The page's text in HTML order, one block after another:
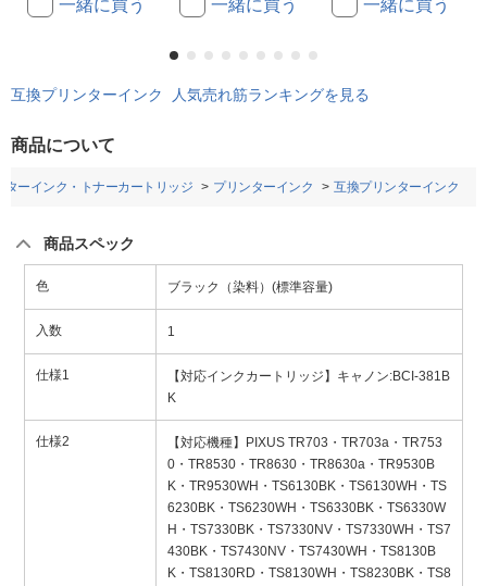
一緒に買う 一緒に買う 一緒に買う
互換プリンターインク 人気売れ筋ランキングを見る
商品について
ターインク・トナーカートリッジ プリンターインク 互換プリンターインク
商品スペック
色 ブラック（染料）(標準容量)
入数 1
仕様1
【対応インクカートリッジ】キャノン:BCI-381B
K
仕様2
【対応機種】PIXUS TR703・TR703a・TR753
0・TR8530・TR8630・TR8630a・TR9530B
K・TR9530WH・TS6130BK・TS6130WH・TS
6230BK・TS6230WH・TS6330BK・TS6330W
H・TS7330BK・TS7330NV・TS7330WH・TS7
430BK・TS7430NV・TS7430WH・TS8130B
K・TS8130RD・TS8130WH・TS8230BK・TS8